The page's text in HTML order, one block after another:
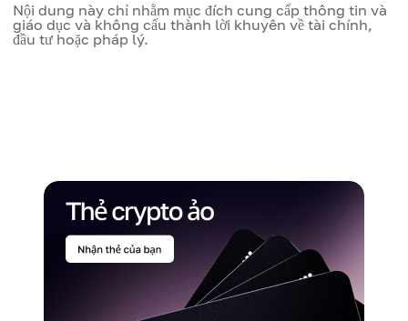
Nội dung này chỉ nhằm mục đích cung cấp thông tin và
giáo dục và không cấu thành lời khuyên về tài chính,
đầu tư hoặc pháp lý.